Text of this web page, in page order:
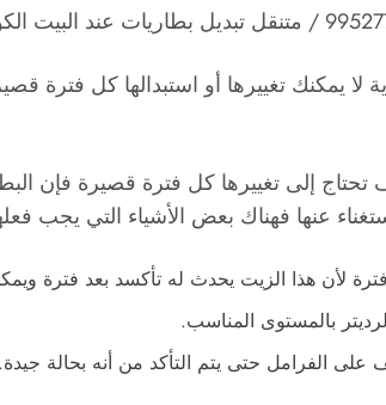
لا يمكنك تغييرها أو استبدالها كل
إلى تغييرها كل فترة قصيرة فإن
عنها فهناك بعض الأشياء التي يجب
لأن هذا الزيت يحدث له تأكسد بعد فترة
بالمستوى المناسب.
الفرامل حتى يتم التأكد من أنه بحالة جيدة.